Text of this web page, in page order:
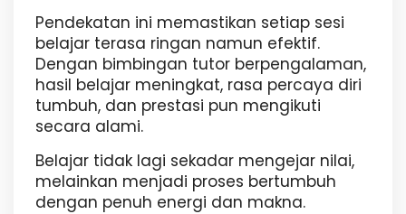
Pendekatan ini memastikan setiap sesi
belajar terasa ringan namun efektif.
Dengan bimbingan tutor berpengalaman,
hasil belajar meningkat, rasa percaya diri
tumbuh, dan prestasi pun mengikuti
secara alami.
Belajar tidak lagi sekadar mengejar nilai,
melainkan menjadi proses bertumbuh
dengan penuh energi dan makna.